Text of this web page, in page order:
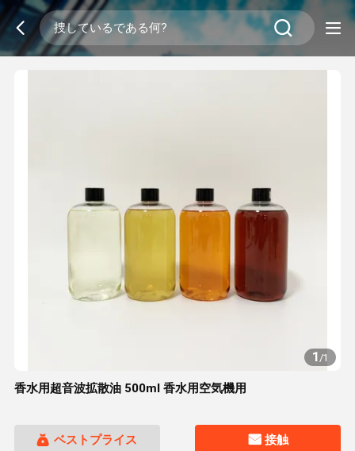
1/1
香水用超音波拡散油 500ml 香水用空気機用
ベストプライス 接触